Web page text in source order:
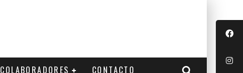
COLABORADORES CONTACTO